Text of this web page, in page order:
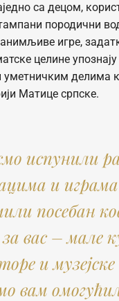
са децом,
породични
игре,
целине
делима
Матице српске.
испунили
и
посебан
вас – мале
и музејске
вам